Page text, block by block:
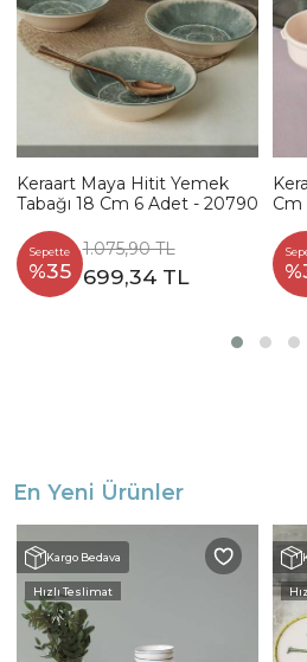
Keraart Maya Hitit Yemek
Tabağı 18 Cm 6 Adet - 20790
Sepette
%35
1.075,90 TL
699,34 TL
En Yeni Ürünler
Kargo Bedava
Hızlı Teslimat